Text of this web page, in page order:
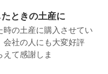
ときの土産に
時の土産に購入させてい
会社の人にも大変好評
えて感謝しま
。